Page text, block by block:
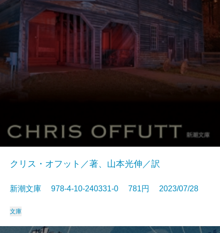
クリス・オフット／著、山本光伸／訳
新潮文庫 978-4-10-240331-0 781円 2023/07/28
文庫